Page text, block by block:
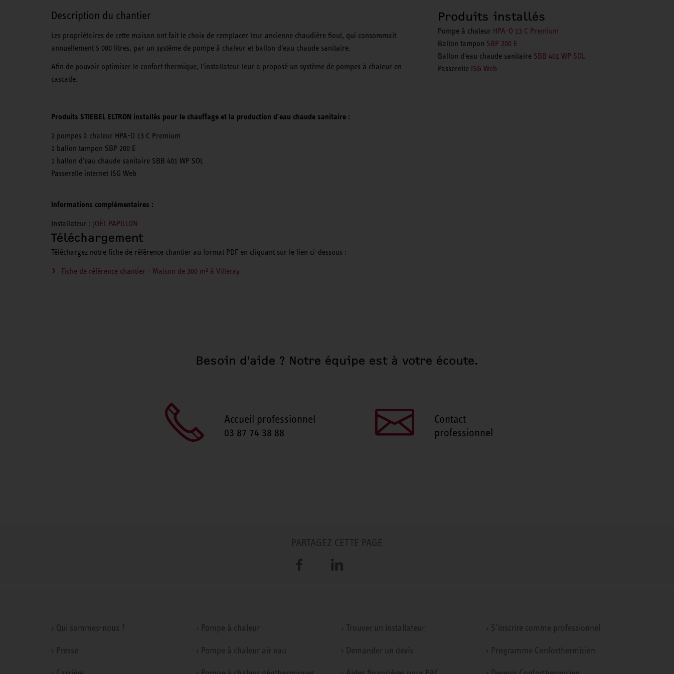
Description du chantier
Les propriétaires de cette maison ont fait le choix de remplacer leur ancienne chaudière fioul, qui consommait
annuellement 5 000 litres, par un système de pompe à chaleur et ballon d'eau chaude sanitaire.
Afin de pouvoir optimiser le confort thermique, l'installateur leur a proposé un système de pompes à chaleur en
cascade.
Produits STIEBEL ELTRON installés pour le chauffage et la production d'eau chaude sanitaire :
2 pompes à chaleur HPA-O 13 C Premium
1 ballon tampon SBP 200 E
1 ballon d'eau chaude sanitaire SBB 401 WP SOL
Passerelle internet ISG Web
Informations complémentaires :
Installateur : JOËL PAPILLON
Téléchargement
Téléchargez notre fiche de référence chantier au format PDF en cliquant sur le lien ci-dessous :
Fiche de référence chantier - Maison de 300 m² à Villeray
Produits installés
Pompe à chaleur HPA-O 13 C Premium
Ballon tampon SBP 200 E
Ballon d'eau chaude sanitaire SBB 401 WP SOL
Passerelle ISG Web
Besoin d'aide ? Notre équipe est à votre écoute.
Accueil professionnel
03 87 74 38 88
Contact
professionnel
PARTAGEZ CETTE PAGE
Facebook LinkedIn
› Qui sommes-nous ?
› Presse
› Pompe à chaleur
› Pompe à chaleur air eau
› Trouver un installateur
› Demander un devis
› S’inscrire comme professionnel
› Programme Conforthermicien